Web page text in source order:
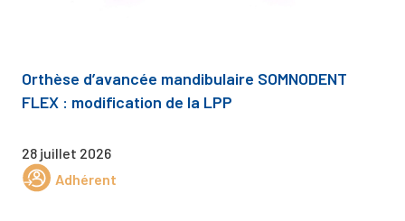
Orthèse d’avancée mandibulaire SOMNODENT
FLEX : modification de la LPP
28 juillet 2026
Adhérent